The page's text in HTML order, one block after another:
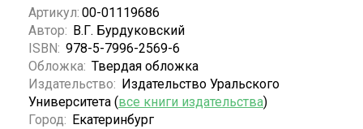
Артикул: 00-01119686
Автор: В.Г. Бурдуковский
ISBN: 978-5-7996-2569-6
Обложка: Твердая обложка
Издательство: Издательство Уральского
Университета (все книги издательства)
Город: Екатеринбург